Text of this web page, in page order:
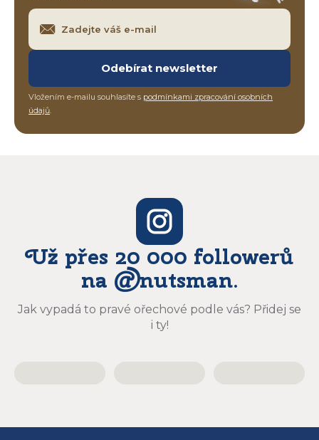
Odebírat newsletter
Vložením e-mailu souhlasíte s podmínkami zpracování osobních
údajů.
Už přes 20 000 followerů
na @nutsman.
Jak vypadá to pravé ořechové podle vás? Přidej se
i ty!